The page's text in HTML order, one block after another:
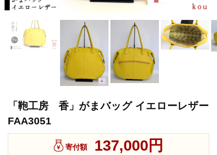
「鞄工房 香」がまバッグ イエローレザー
FAA3051
寄付額 137,000円